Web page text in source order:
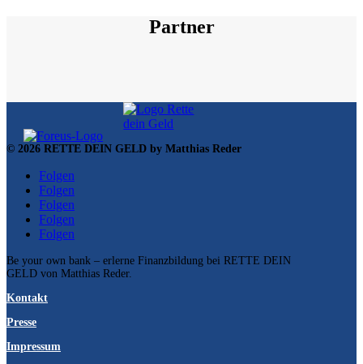
Partner
© 2026 RETTE DEIN GELD by Matthias Reder
Folgen
Folgen
Folgen
Folgen
Folgen
Be your own bank – erlerne Finanzbildung bei RETTE DEIN
GELD von Matthias Reder.
Kontakt
Presse
Impressum